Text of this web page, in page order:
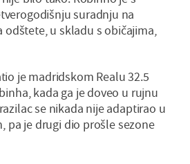
suradnju na
odštete, u skladu s običajima,
je madridskom Realu 32.5
kada ga je doveo u rujnu
se nikada nije adaptirao u
pa je drugi dio prošle sezone